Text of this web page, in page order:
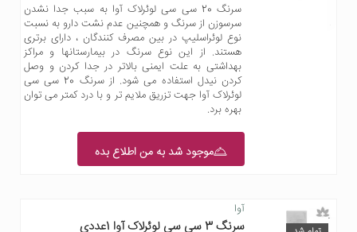
سرنگ 20 سی سی لوئرلاک آوا به سبب جدا نشدن
سرسوزن از سرنگ و همچنین عدم نشت دارو به نسبت
نوع لوئراسلیپ در بین مصرف کنندگان ، دارای برتری
هستند. از این نوع سرنگ در بیمارستانها و مراکز
بهداشتی به علت ایمنی بالاتر در جدا کردن و وصل
کردن نیدل استفاده می شود. از سرنگ 20 سی سی
لوئرلاک آوا جهت تزریق ملایم تر و با درد کمتر می توان
بهره برد.
موجود شد به من اطلاع بده
آوا
سرنگ 3 سی سی لوئرلاک آوا 1عددی